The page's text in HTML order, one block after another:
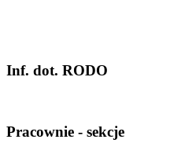
Inf. dot. RODO
Pracownie - sekcje